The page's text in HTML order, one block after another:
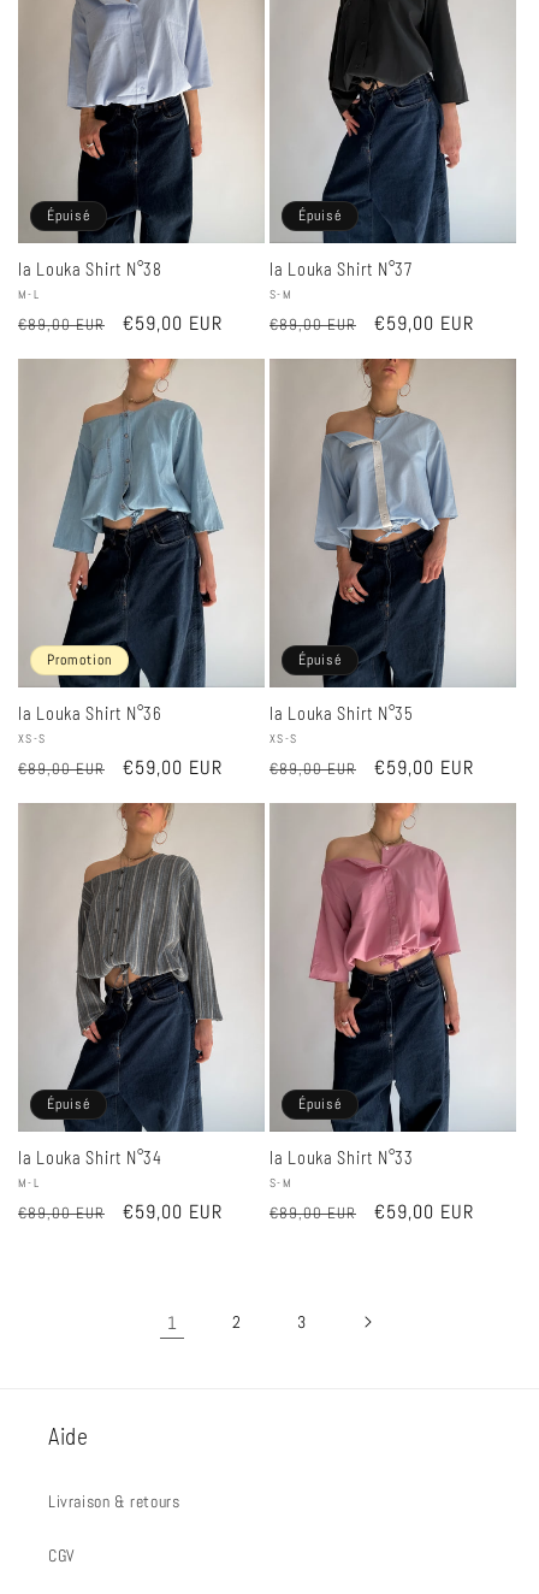
Épuisé
la Louka Shirt N°38
Fournisseur :
M-L
Prix
€89,00 EUR
Prix
€59,00 EUR
Épuisé
la Louka Shirt N°37
Fournisseur :
S-M
Prix
€89,00 EUR
Prix
€59,00 EUR
Promotion
la Louka Shirt N°36
Fournisseur :
XS-S
Prix
€89,00 EUR
Prix
€59,00 EUR
Épuisé
la Louka Shirt N°35
Fournisseur :
XS-S
Prix
€89,00 EUR
Prix
€59,00 EUR
Épuisé
la Louka Shirt N°34
Fournisseur :
M-L
Prix
€89,00 EUR
Prix
€59,00 EUR
Épuisé
la Louka Shirt N°33
Fournisseur :
S-M
Prix
€89,00 EUR
Prix
€59,00 EUR
1 2 3
Aide
Livraison & retours
CGV